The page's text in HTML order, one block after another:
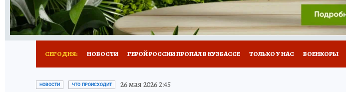
СЕГОДНЯ: НОВОСТИ ГЕРОЙ РОССИИ ПРОПАЛ В КУЗБАССЕ ТОЛЬКО У НАС ВОЕНКОРЫ
ЗАПОВЕДНАЯ РОССИЯ ПРОИСШЕСТВИЯ
НОВОСТИ ЧТО ПРОИСХОДИТ 26 мая 2026 2:45